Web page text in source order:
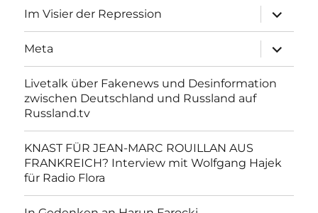
Im Visier der Repression
anzeigen
Meta
anzeigen
Livetalk über Fakenews und Desinformation
zwischen Deutschland und Russland auf
Russland.tv
KNAST FÜR JEAN-MARC ROUILLAN AUS
FRANKREICH? Interview mit Wolfgang Hajek
für Radio Flora